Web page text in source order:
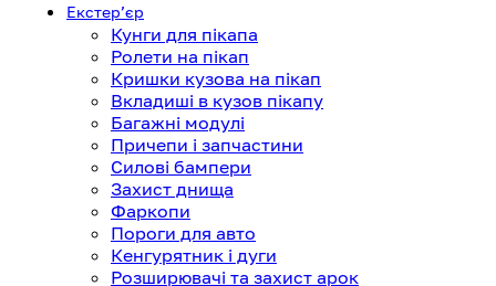
Екстерʼєр
Кунги для пікапа
Ролети на пікап
Кришки кузова на пікап
Вкладиші в кузов пікапу
Багажні модулі
Причепи і запчастини
Силові бампери
Захист днища
Фаркопи
Пороги для авто
Кенгурятник і дуги
Розширювачі та захист арок